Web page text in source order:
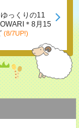
っくりの11
＊8月15
(8/7UP!)